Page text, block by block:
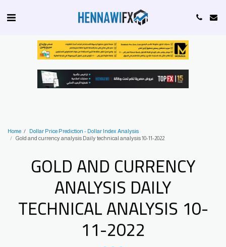
Home
Dollar Price Prediction - Dollar Index Analysis
Gold and currency analysis Daily technical analysis 10-11-2022
GOLD AND CURRENCY
ANALYSIS DAILY
TECHNICAL ANALYSIS 10-
11-2022